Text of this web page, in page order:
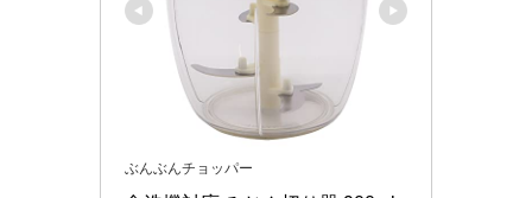
ぶんぶんチョッパー